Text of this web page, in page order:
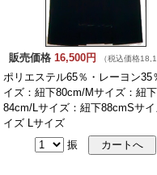
販売価格16,500円 （税込価格
ポリエステル65％・レーヨン35
イズ：紐下80cm/Mサイズ：紐下
84cm/Lサイズ：紐下88cmSサ
イズ Lサイズ
振